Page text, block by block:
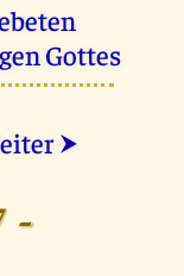
Gottes
⮞
-